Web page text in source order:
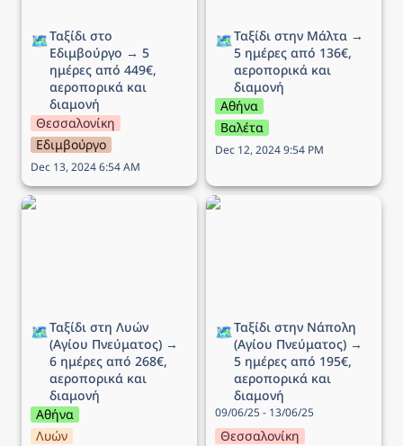
🗺️Ταξίδι στο
Εδιμβούργο → 5
ημέρες από 449€,
αεροπορικά και
διαμονή
Θεσσαλονίκη
Εδιμβούργο
Dec 13, 2024 6:54 AM
🗺️Ταξίδι στην Μάλτα →
5 ημέρες από 136€,
αεροπορικά και
διαμονή
Αθήνα
Βαλέτα
Dec 12, 2024 9:54 PM
Ταξίδι στη Λυών (Αγίου
🗺️Ταξίδι στη Λυών
(Αγίου Πνεύματος) →
6 ημέρες από 268€,
αεροπορικά και
διαμονή
Αθήνα
Λυών
Ταξίδι στην Νάπολη
🗺️Ταξίδι στην Νάπολη
(Αγίου Πνεύματος) →
5 ημέρες από 195€,
αεροπορικά και
διαμονή
09/06/25 - 13/06/25
Θεσσαλονίκη